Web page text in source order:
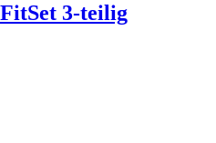
3-teilig